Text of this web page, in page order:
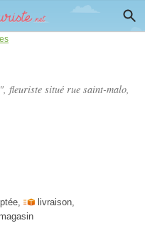
fleuriste situé rue saint-malo,
, livraison,